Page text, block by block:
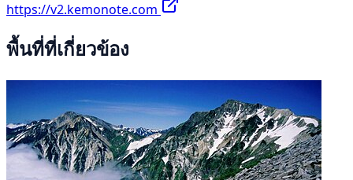
https://v2.kemonote.com
พื้นที่ที่เกี่ยวข้อง